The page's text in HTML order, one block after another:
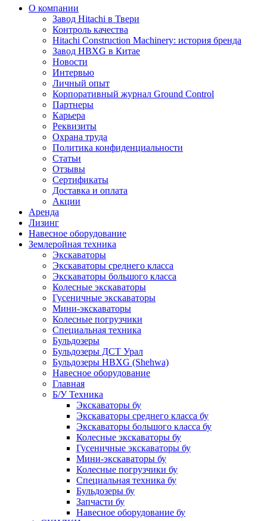
О компании
Завод Hitachi в Твери
Контроль качества
Hitachi Construction Machinery: история бренда
Завод HBXG в Китае
Новости
Интервью
Личный опыт
Корпоративный журнал Ground Control
Партнеры
Карьера
Реквизиты
Охрана труда
Политика конфиденциальности
Статьи
Отзывы
Сертификаты
Доставка и оплата
Акции
Аренда
Лизинг
Навесное оборудование
Землеройная техника
Экскаваторы
Экскаваторы среднего класса
Экскаваторы большого класса
Колесные экскаваторы
Гусеничные экскаваторы
Мини-экскаваторы
Колесные погрузчики
Специальная техника
Бульдозеры
Бульдозеры ДСТ Урал
Бульдозеры HBXG (Shehwa)
Навесное оборудование
Главная
Б/У Техника
Экскаваторы бу
Экскаваторы среднего класса бу
Экскаваторы большого класса бу
Колесные экскаваторы бу
Гусеничные экскаваторы бу
Мини-экскаваторы бу
Колесные погрузчики бу
Специальная техника бу
Бульдозеры бу
Запчасти бу
Навесное оборудование бу